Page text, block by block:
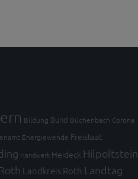
Bildung Bund Büchenbach Corona
Energiewende Freistaat
Handwerk Heideck Hilpoltstein
Landkreis Roth Landtag